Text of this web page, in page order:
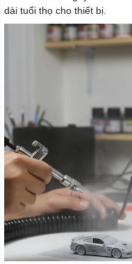
dài tuổi thọ cho thiết bị.